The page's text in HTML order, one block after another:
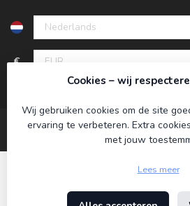
€
Cookies – wij
Wij gebruiken cookies om de site
ervaring te verbeteren. Extra
met jouw
Lees meer